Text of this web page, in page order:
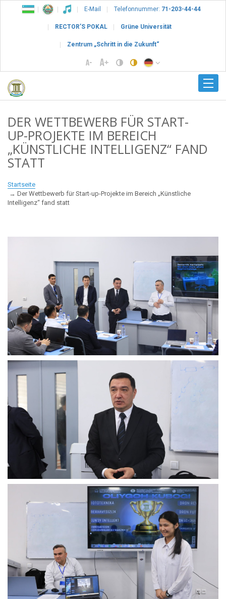
E-Mail Telefonnummer: 71-203-44-44
RECTOR’S POKAL Grüne Universität
Zentrum „Schritt in die Zukunft“
DER WETTBEWERB FÜR START-
UP-PROJEKTE IM BEREICH
„KÜNSTLICHE INTELLIGENZ“ FAND
STATT
Startseite
Der Wettbewerb für Start-up-Projekte im Bereich „Künstliche
Intelligenz“ fand statt